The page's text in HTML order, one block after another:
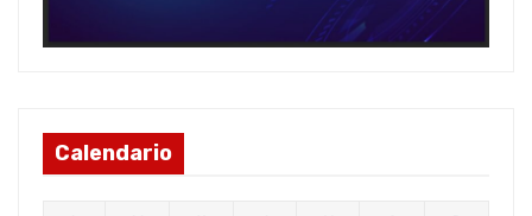
Calendario